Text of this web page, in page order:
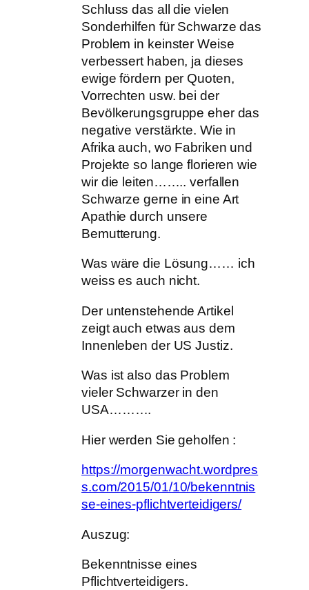
Schluss das all die vielen
Sonderhilfen für Schwarze das
Problem in keinster Weise
verbessert haben, ja dieses
ewige fördern per Quoten,
Vorrechten usw. bei der
Bevölkerungsgruppe eher das
negative verstärkte. Wie in
Afrika auch, wo Fabriken und
Projekte so lange florieren wie
wir die leiten…….. verfallen
Schwarze gerne in eine Art
Apathie durch unsere
Bemutterung.
Was wäre die Lösung…… ich
weiss es auch nicht.
Der untenstehende Artikel
zeigt auch etwas aus dem
Innenleben der US Justiz.
Was ist also das Problem
vieler Schwarzer in den
USA……….
Hier werden Sie geholfen :
https://morgenwacht.wordpres
s.com/2015/01/10/bekenntnis
se-eines-pflichtverteidigers/
Auszug:
Bekenntnisse eines
Pflichtverteidigers.